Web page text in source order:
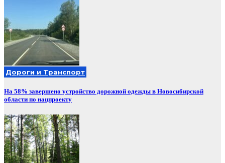
Дороги и Транспорт
На 58% завершено устройство дорожной одежды в Новосибирской
области по нацпроекту